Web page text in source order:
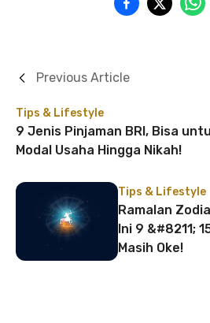
Tips & Lifestyle
9 Jenis Pinjaman BRI, Bisa
Modal Usaha Hingga Nikah!
Previous Article
Tips & Lifestyle
Ramalan
Ini 9 &#8211;
Masih Oke!